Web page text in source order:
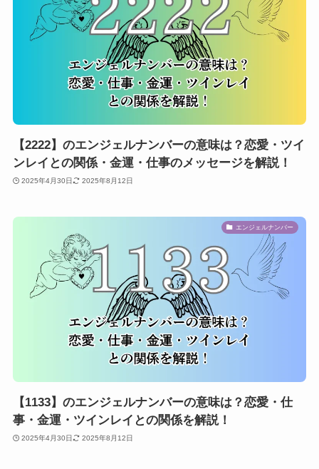
【2222】のエンジェルナンバーの意味は？恋愛・ツイ
ンレイとの関係・金運・仕事のメッセージを解説！
2025年4月30日 2025年8月12日
エンジェルナンバー
【1133】のエンジェルナンバーの意味は？恋愛・仕
事・金運・ツインレイとの関係を解説！
2025年4月30日 2025年8月12日